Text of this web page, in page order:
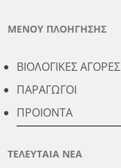
ΜΕΝΟΥ ΠΛΟΗΓΗΣΗΣ
ΒΙΟΛΟΓΙΚΕΣ ΑΓΟΡΕΣ
ΠΑΡΑΓΩΓΟΙ
ΠΡΟΙΟΝΤΑ
ΤΕΛΕΥΤΑΙΑ ΝΕΑ